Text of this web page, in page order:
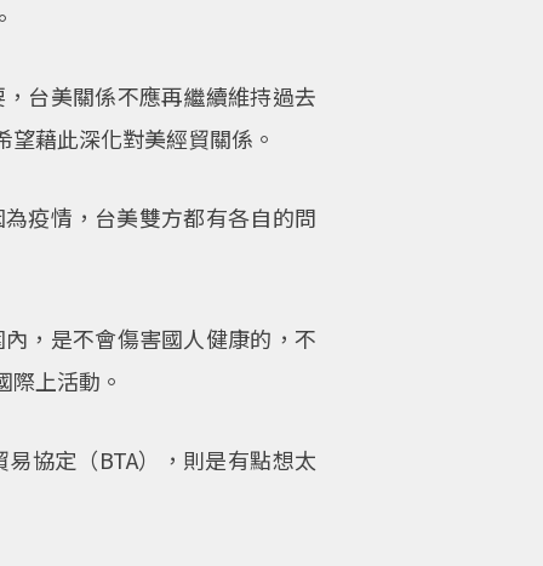
台美關係不應再繼續維持過去
藉此深化對美經貿關係。
疫情，台美雙方都有各自的問
，是不會傷害國人健康的，不
上活動。
協定（BTA），則是有點想太